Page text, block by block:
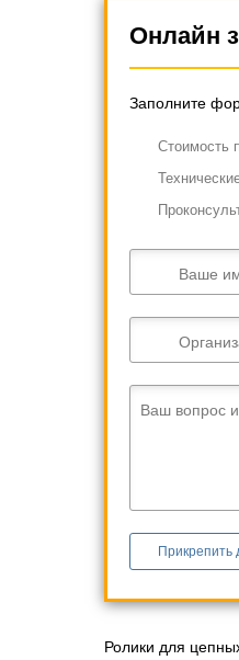
Онлайн
Заполните
Cтоимость
Ваше
Ваш вопрос
Прикрепить
Ролики для